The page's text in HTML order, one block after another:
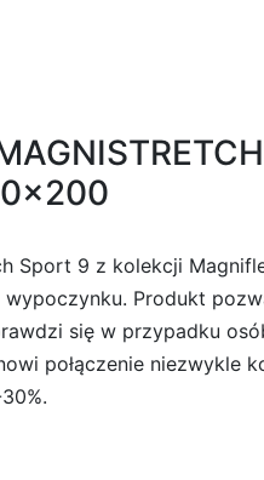
Sport 9 z kolekcji
Produkt
się w przypadku
połączenie